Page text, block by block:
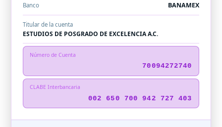
Banco BANAMEX
Titular de la cuenta
ESTUDIOS DE POSGRADO DE EXCELENCIA A.C.
Número de Cuenta
70094272740
CLABE Interbancaria
002 650 700 942 727 403